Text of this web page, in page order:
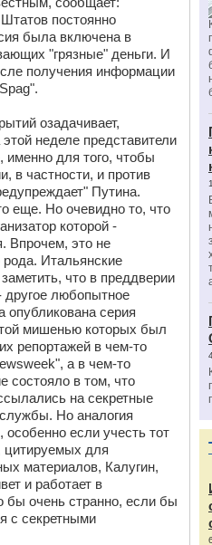
постоянно
была включена в
"грязные" деньги. И
получения информации
озадачивает,
неделе представители
именно для того, чтобы
в частности, и против
Путина.
еще. Но очевидно то, что
которой -
Впрочем, это не
рода. Итальянские
что в преддверии
любопытное
серия
мишенью которых был
репортажей в чем-то
а в чем-то
состояло в том, что
на секретные
Но аналогия
особенно если учесть тот
цитируемых для
материалов, Калугин,
и работает в
очень странно, если бы
с секретными